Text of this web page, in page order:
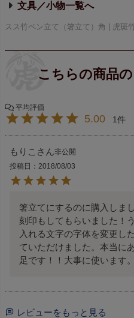
文具／小物
スス竹ペン立て（箸立て）角 | 虎斑
5.00 1
もりこ
非公開
投稿日
2018/08/03
箸立てにするのに購入しまし
刻印もしてもらいました！
入れる文字の字体を変更し
ていただけました。本当に
足です！！大事に使います。
レビューをもっと見る